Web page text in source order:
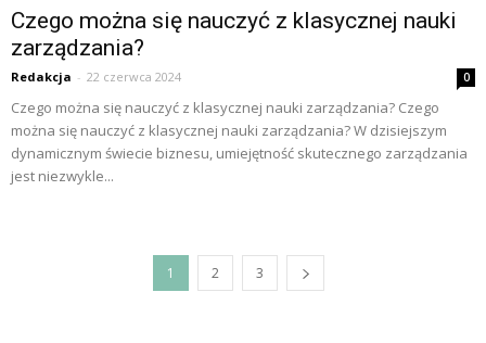
Czego można się nauczyć z klasycznej nauki
zarządzania?
Redakcja - 22 czerwca 2024 0
Czego można się nauczyć z klasycznej nauki zarządzania? Czego
można się nauczyć z klasycznej nauki zarządzania? W dzisiejszym
dynamicznym świecie biznesu, umiejętność skutecznego zarządzania
jest niezwykle...
1 2 3